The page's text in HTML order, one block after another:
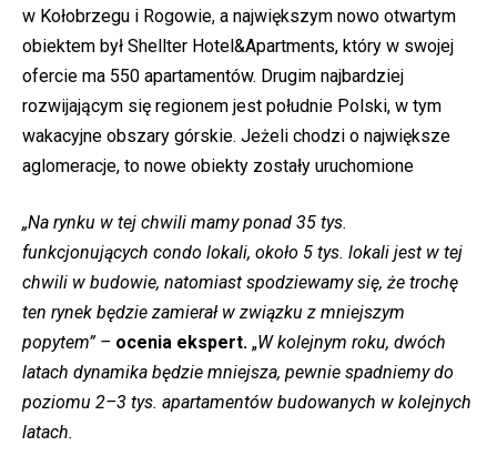
w Kołobrzegu i Rogowie, a największym nowo otwartym
obiektem był Shellter Hotel&Apartments, który w swojej
ofercie ma 550 apartamentów. Drugim najbardziej
rozwijającym się regionem jest południe Polski, w tym
wakacyjne obszary górskie. Jeżeli chodzi o największe
aglomeracje, to nowe obiekty zostały uruchomione
„Na rynku w tej chwili mamy ponad 35 tys.
funkcjonujących condo lokali, około 5 tys. lokali jest w tej
chwili w budowie, natomiast spodziewamy się, że trochę
ten rynek będzie zamierał w związku z mniejszym
popytem” – ocenia ekspert. „W kolejnym roku, dwóch
latach dynamika będzie mniejsza, pewnie spadniemy do
poziomu 2–3 tys. apartamentów budowanych w kolejnych
latach.